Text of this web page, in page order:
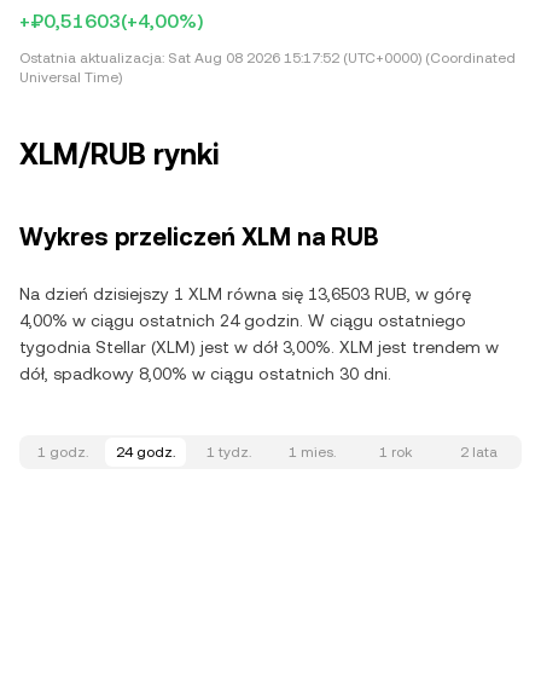
+₽0,51603(+4,00%)
Ostatnia aktualizacja: Sat Aug 08 2026 15:17:52 (UTC+0000) (Coordinated
Universal Time)
XLM/RUB rynki
Wykres przeliczeń XLM na RUB
Na dzień dzisiejszy 1 XLM równa się 13,6503 RUB, w górę
4,00% w ciągu ostatnich 24 godzin. W ciągu ostatniego
tygodnia Stellar (XLM) jest w dół 3,00%. XLM jest trendem w
dół, spadkowy 8,00% w ciągu ostatnich 30 dni.
1 godz. 24 godz. 1 tydz. 1 mies. 1 rok 2 lata